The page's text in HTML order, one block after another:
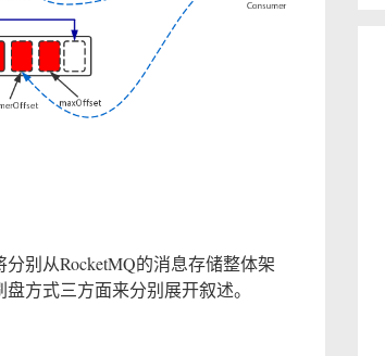
别从RocketMQ的消息存储整体架
方式三方面来分别展开叙述。